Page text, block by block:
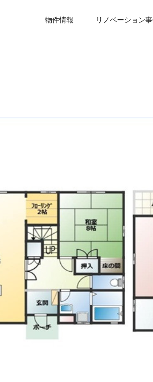
物件情報 リノベーション事